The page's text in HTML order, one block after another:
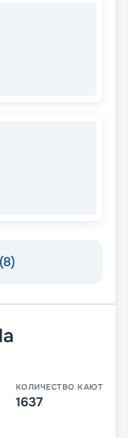
КОЛИЧЕСТВО КАЮТ
1637